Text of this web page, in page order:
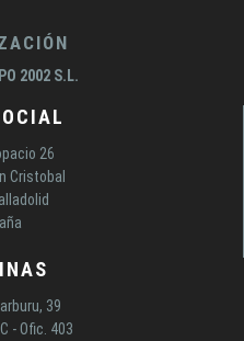
2002 S.L.
26
Cristobal
39
- Ofic. 403